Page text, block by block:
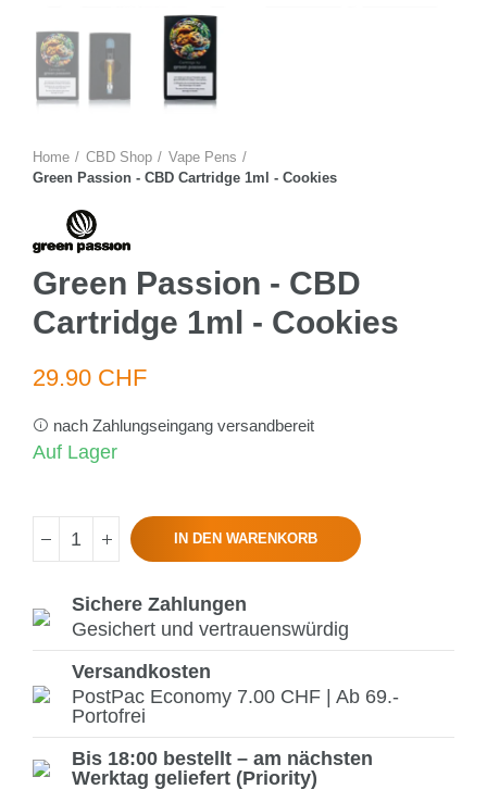
Home CBD Shop
Vape Pens
Green Passion - CBD Cartridge 1ml - Cookies
Green Passion - CBD
Cartridge 1ml - Cookies
29.90 CHF
nach Zahlungseingang versandbereit
Auf Lager
IN DEN WARENKORB
Sichere Zahlungen
Gesichert und vertrauenswürdig
Versandkosten
PostPac Economy 7.00 CHF | Ab 69.-
Portofrei
Bis 18:00 bestellt – am nächsten
Werktag geliefert (Priority)